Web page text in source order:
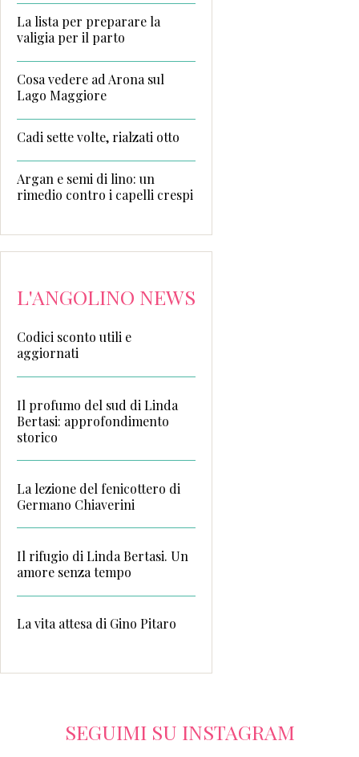
La lista per preparare la
valigia per il parto
Cosa vedere ad Arona sul
Lago Maggiore
Cadi sette volte, rialzati otto
Argan e semi di lino: un
rimedio contro i capelli crespi
L'ANGOLINO NEWS
Codici sconto utili e
aggiornati
Il profumo del sud di Linda
Bertasi: approfondimento
storico
La lezione del fenicottero di
Germano Chiaverini
Il rifugio di Linda Bertasi. Un
amore senza tempo
La vita attesa di Gino Pitaro
SEGUIMI SU INSTAGRAM